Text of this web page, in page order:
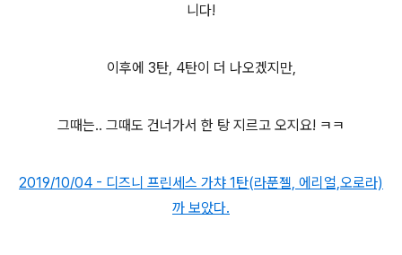
니다!
이후에 3탄, 4탄이 더 나오겠지만,
그때는.. 그때도 건너가서 한 탕 지르고 오지요! ㅋㅋ
2019/10/04 - 디즈니 프린세스 가챠 1탄(라푼젤, 에리얼,오로라)
까 보았다.